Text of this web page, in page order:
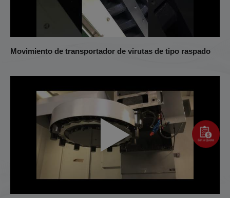
Movimiento de transportador de virutas de tipo raspado